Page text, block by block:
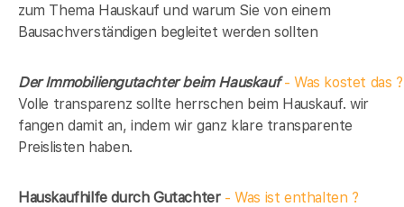
zum Thema Hauskauf und warum Sie von einem
Bausachverständigen begleitet werden sollten
Der Immobiliengutachter beim Hauskauf- Was kostet das ?
Volle transparenz sollte herrschen beim Hauskauf. wir
fangen damit an, indem wir ganz klare transparente
Preislisten haben.
Hauskaufhilfe durch Gutachter- Was ist enthalten ?